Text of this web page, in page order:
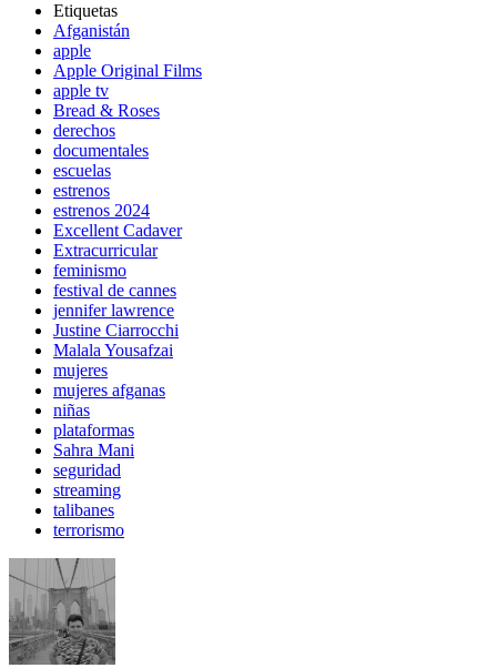
Etiquetas
Afganistán
apple
Apple Original Films
apple tv
Bread & Roses
derechos
documentales
escuelas
estrenos
estrenos 2024
Excellent Cadaver
Extracurricular
feminismo
festival de cannes
jennifer lawrence
Justine Ciarrocchi
Malala Yousafzai
mujeres
mujeres afganas
niñas
plataformas
Sahra Mani
seguridad
streaming
talibanes
terrorismo